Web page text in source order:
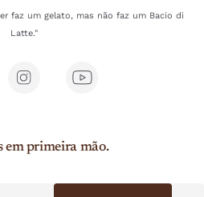
faz um gelato, mas não faz um Bacio di
Latte."
em primeira mão.